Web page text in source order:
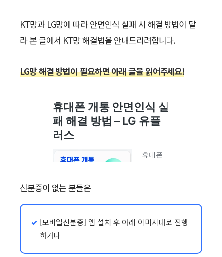
KT망과 LG망에 따라 안면인식 실패 시 해결 방법이 달
라 본 글에서 KT망 해결법을 안내드리려합니다.
LG망 해결 방법이 필요하면 아래 글을 읽어주세요!
신분증이 없는 분들은
[모바일신분증] 앱 설치 후 아래 이미지대로 진행
하거나